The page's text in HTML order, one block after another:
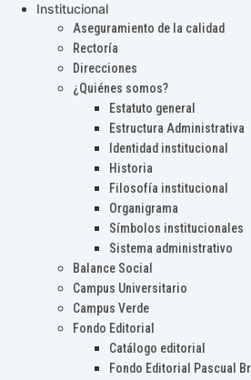
Institucional
Aseguramiento de la calidad
Rectoría
Direcciones
¿Quiénes somos?
Estatuto general
Estructura Administrativa
Identidad institucional
Historia
Filosofía institucional
Organigrama
Símbolos institucionales
Sistema administrativo
Balance Social
Campus Universitario
Campus Verde
Fondo Editorial
Catálogo editorial
Fondo Editorial Pascual